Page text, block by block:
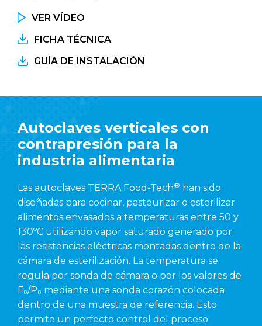
VER VÍDEO
FICHA TÉCNICA
GUÍA DE INSTALACIÓN
Autoclaves verticales con
contrapresión para la
industria alimentaria
Las autoclaves TERRA Food-Tech® han sido
diseñadas para cocinar, pasteurizar o esterilizar
alimentos envasados a temperaturas entre 50 y
130ºC utilizando vapor saturado generado por
las resistencias eléctricas montadas dentro de la
cámara de esterilización. La temperatura se
regula por sonda de cámara o por los valores de
F₀/P₀ mediante una sonda corazón colocada
dentro de una muestra de referencia. Esto
permite un perfecto control del proceso